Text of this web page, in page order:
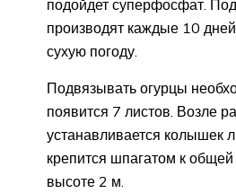
подойдет суперфосфат.
производят каждые 10
сухую погоду.
Подвязывать огурцы
появится 7 листов. Возле
устанавливается колышек
крепится шпагатом к
высоте 2 м.